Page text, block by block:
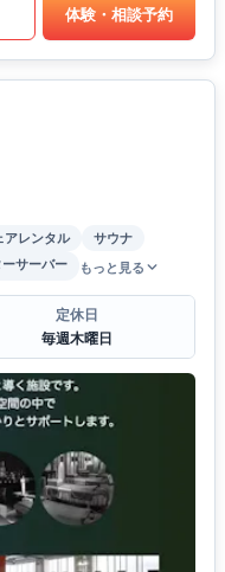
体験・相談予約
アレンタル
サウナ
サーバー もっと見る
定休日
毎週木曜日